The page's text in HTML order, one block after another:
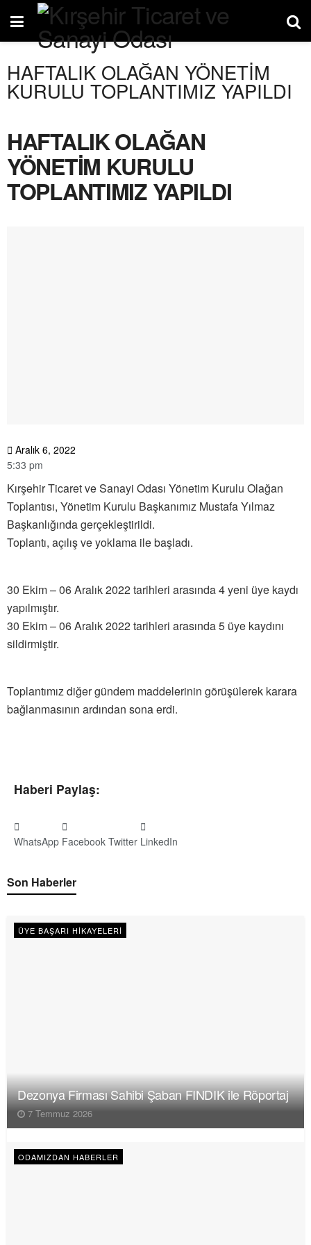
HAFTALIK OLAĞAN YÖNETİM
KURULU TOPLANTIMIZ YAPILDI
HAFTALIK OLAĞAN
YÖNETİM KURULU
TOPLANTIMIZ YAPILDI
Aralık 6, 2022
5:33 pm
Kırşehir Ticaret ve Sanayi Odası Yönetim Kurulu Olağan
Toplantısı, Yönetim Kurulu Başkanımız Mustafa Yılmaz
Başkanlığında gerçekleştirildi.
Toplantı, açılış ve yoklama ile başladı.
30 Ekim – 06 Aralık 2022 tarihleri arasında 4 yeni üye kaydı
yapılmıştır.
30 Ekim – 06 Aralık 2022 tarihleri arasında 5 üye kaydını
sildirmiştir.
Toplantımız diğer gündem maddelerinin görüşülerek karara
bağlanmasının ardından sona erdi.
Haberi Paylaş:
WhatsApp Facebook Twitter LinkedIn
Son Haberler
ÜYE BAŞARI HIKAYELERI
Dezonya Firması Sahibi Şaban FINDIK ile Röportaj
7 Temmuz 2026
ODAMIZDAN HABERLER